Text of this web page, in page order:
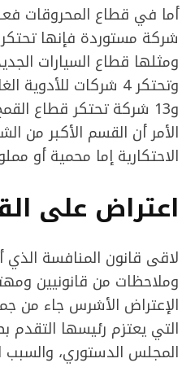
شركة مستوردة فإنها
وتحتكر 4 شركات
و13 شركة تحتكر قطاع
الأمر أن القسم الأكبر من
الاحتكارية إما محمية أو
اعتراض على
لاقى قانون المنافسة الذي
وملاحظات من قانونيين
الإعتراض الأشرس جاء من
التي يعتزم رئيسها التقدم
المجلس الدستوري، والسبب المادة 9 من